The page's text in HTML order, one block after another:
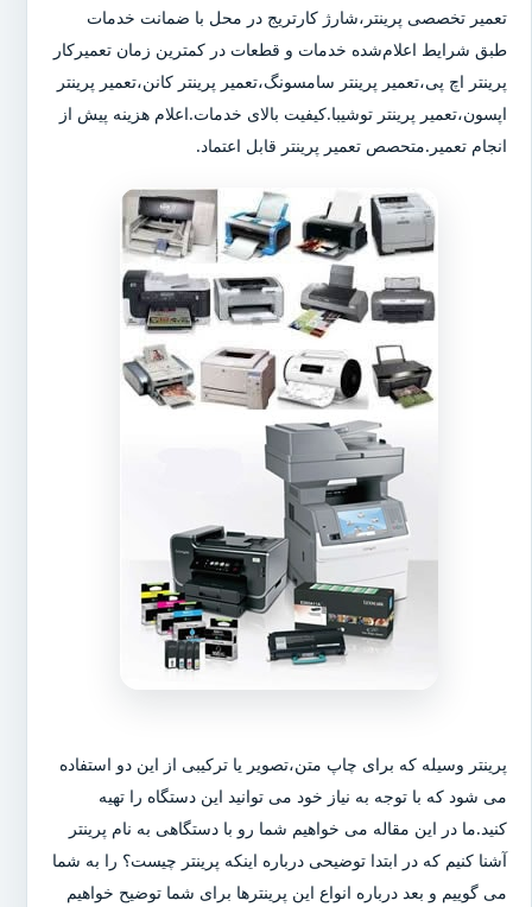
تعمیر تخصصی پرینتر،شارژ کارتریج در محل با ضمانت خدمات
طبق شرایط اعلام‌شده خدمات و قطعات در کمترین زمان تعمیرکار
پرینتر اچ پی،تعمیر پرینتر سامسونگ،تعمیر پرینتر کانن،تعمیر پرینتر
اپسون،تعمیر پرینتر توشیبا.کیفیت بالای خدمات.اعلام هزینه پیش از
انجام تعمیر.متحصص تعمیر پرینتر قابل اعتماد.
پرینتر وسیله که برای چاپ متن،تصویر یا ترکیبی از این دو استفاده
می شود که با توجه به نیاز خود می توانید این دستگاه را تهیه
کنید.ما در این مقاله می خواهیم شما رو با دستگاهی به نام پرینتر
آشنا کنیم که در ابتدا توضیحی درباره اینکه پرینتر چیست؟ را به شما
می گوییم و بعد درباره انواع این پرینترها برای شما توضیح خواهیم